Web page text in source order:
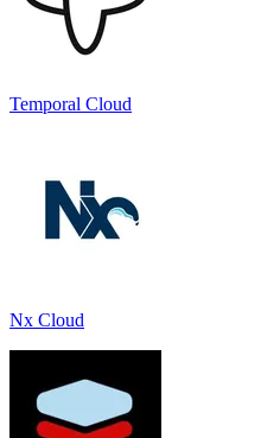
Temporal Cloud
Nx Cloud